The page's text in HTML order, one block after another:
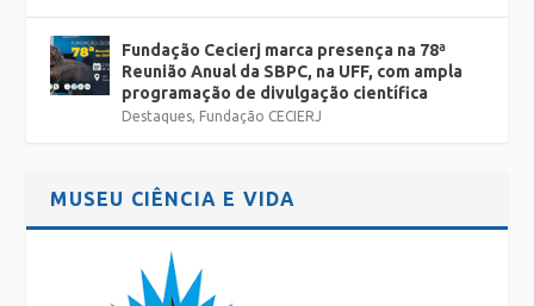
Fundação Cecierj marca presença na 78ª
Reunião Anual da SBPC, na UFF, com ampla
programação de divulgação científica
Destaques, Fundação CECIERJ
MUSEU CIÊNCIA E VIDA